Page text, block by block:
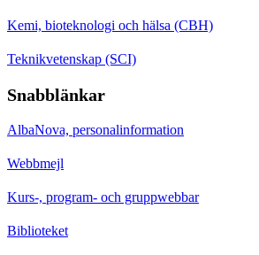
Kemi, bioteknologi och hälsa (CBH)
Teknikvetenskap (SCI)
Snabblänkar
AlbaNova, personalinformation
Webbmejl
Kurs-, program- och gruppwebbar
Biblioteket